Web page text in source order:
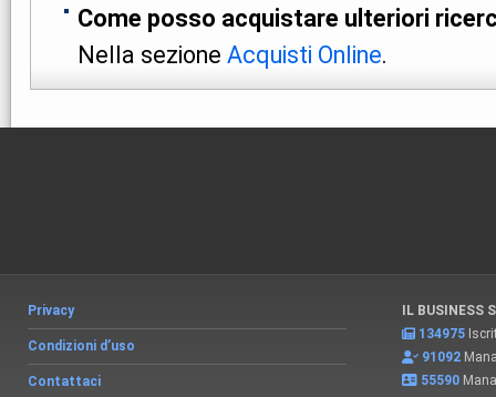
Come posso acquistare ulteriori
Nella sezione Acquisti Online.
Privacy
Condizioni d’uso
Contattaci
IL BUSINESS
134975
91092
55590